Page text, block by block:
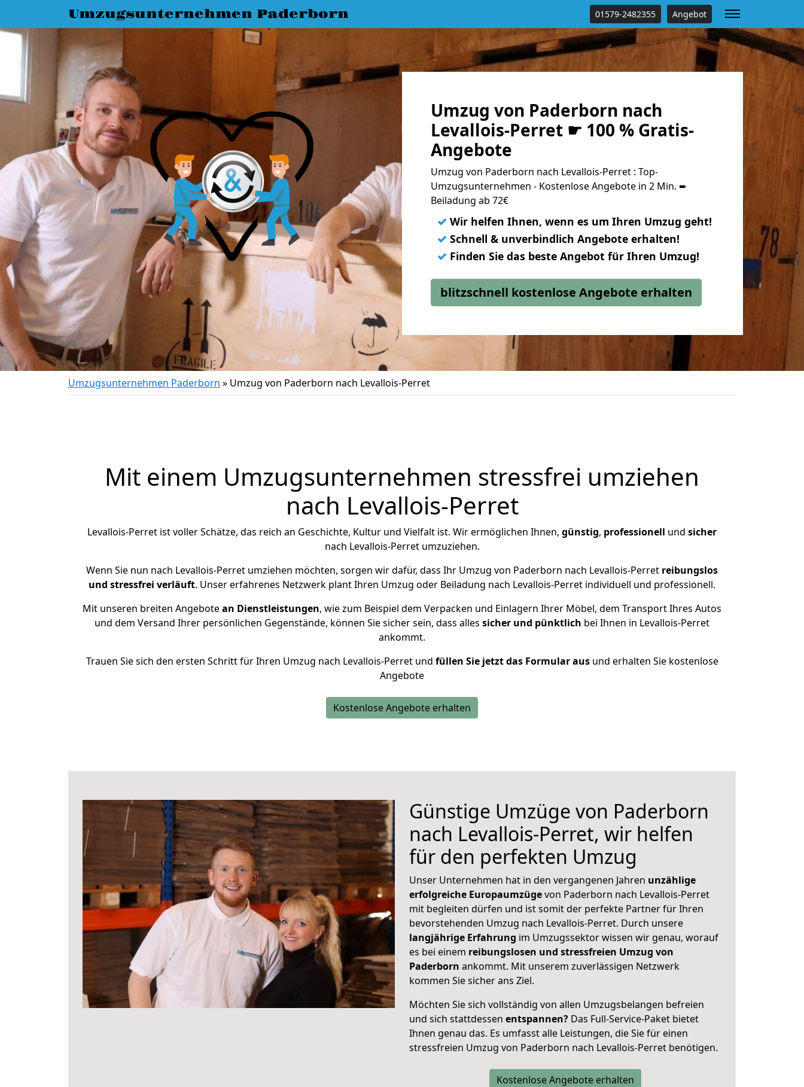
Umzugsunternehmen Paderborn 01579-2482355 Angebot
Umzug von Paderborn nach
Levallois-Perret ☛ 100 % Gratis-
Angebote
Umzug von Paderborn nach Levallois-Perret : Top-
Umzugsunternehmen - Kostenlose Angebote in 2 Min. ➨
Beiladung ab 72€
✓ Wir helfen Ihnen, wenn es um Ihren Umzug geht!
✓ Schnell & unverbindlich Angebote erhalten!
✓ Finden Sie das beste Angebot für Ihren Umzug!
blitzschnell kostenlose Angebote erhalten
Umzugsunternehmen Paderborn » Umzug von Paderborn nach Levallois-Perret
Mit einem Umzugsunternehmen stressfrei umziehen
nach Levallois-Perret
Levallois-Perret ist voller Schätze, das reich an Geschichte, Kultur und Vielfalt ist. Wir ermöglichen Ihnen, günstig, professionell und sicher
nach Levallois-Perret umzuziehen.
Wenn Sie nun nach Levallois-Perret umziehen möchten, sorgen wir dafür, dass Ihr Umzug von Paderborn nach Levallois-Perret reibungslos
und stressfrei verläuft. Unser erfahrenes Netzwerk plant Ihren Umzug oder Beiladung nach Levallois-Perret individuell und professionell.
Mit unseren breiten Angebotean Dienstleistungen, wie zum Beispiel dem Verpacken und Einlagern Ihrer Möbel, dem Transport Ihres Autos
und dem Versand Ihrer persönlichen Gegenstände, können Sie sicher sein, dass alles sicher und pünktlich bei Ihnen in Levallois-Perret
ankommt.
Trauen Sie sich den ersten Schritt für Ihren Umzug nach Levallois-Perret und füllen Sie jetzt das Formular ausund erhalten Sie kostenlose
Angebote
Kostenlose Angebote erhalten
Günstige Umzüge von Paderborn
nach Levallois-Perret, wir helfen
für den perfekten Umzug
Unser Unternehmen hat in den vergangenen Jahren unzählige
erfolgreiche Europaumzügevon Paderborn nach Levallois-Perret
mit begleiten dürfen und ist somit der perfekte Partner für Ihren
bevorstehenden Umzug nach Levallois-Perret. Durch unsere
langjährige Erfahrung im Umzugssektor wissen wir genau, worauf
es bei einem reibungslosen und stressfreien Umzug von
Paderborn ankommt. Mit unserem zuverlässigen Netzwerk
kommen Sie sicher ans Ziel.
Möchten Sie sich vollständig von allen Umzugsbelangen befreien
und sich stattdessen entspannen? Das Full-Service-Paket bietet
Ihnen genau das. Es umfasst alle Leistungen, die Sie für einen
stressfreien Umzug von Paderborn nach Levallois-Perret benötigen.
Kostenlose Angebote erhalten